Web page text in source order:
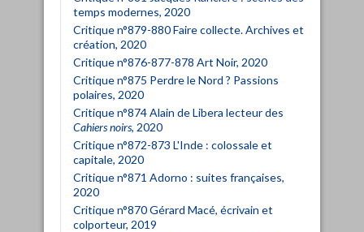
temps modernes, 2020
Critique n°879-880 Faire collecte. Archives et
création, 2020
Critique n°876-877-878 Art Noir, 2020
Critique n°875 Perdre le Nord ? Passions
polaires, 2020
Critique n°874 Alain de Libera lecteur des
Cahiers noirs, 2020
Critique n°872-873 L'Inde : colossale et
capitale, 2020
Critique n°871 Adorno : suites françaises,
2020
Critique n°870 Gérard Macé, écrivain et
colporteur, 2019